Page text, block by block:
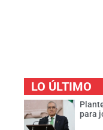
LO ÚLTIMO
para